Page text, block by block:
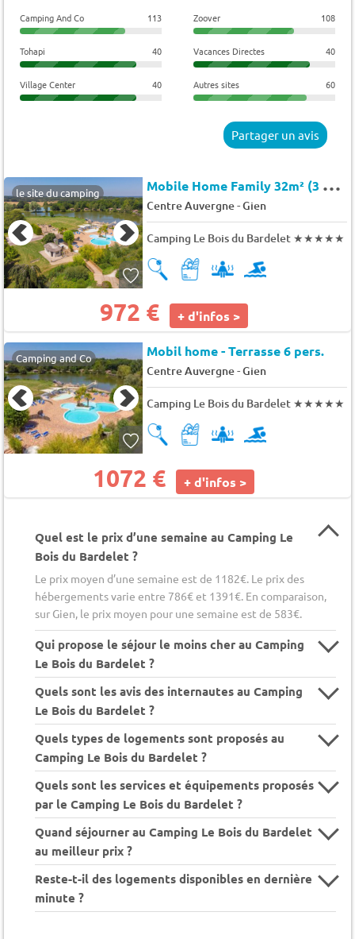
Camping And Co 113 Zoover 108
Tohapi 40 Vacances Directes 40
Village Center 40 Autres sites 60
Partager un avis
le site du camping M
obile Home Family 32m² (3 chambres) 6 pers.
Centre Auvergne-Gien
Camping Le Bois du Bardelet ★★★★★
972 € + d'infos >
Camping and Co Mobil home - Terrasse 6 pers.
Centre Auvergne-Gien
Camping Le Bois du Bardelet ★★★★★
1072 € + d'infos >
Quel est le prix d’une semaine au Camping Le
Bois du Bardelet ?
Le prix moyen d’une semaine est de 1182€. Le prix des
hébergements varie entre 786€ et 1391€. En comparaison,
sur Gien, le prix moyen pour une semaine est de 583€.
Qui propose le séjour le moins cher au Camping
Le Bois du Bardelet ?
Quels sont les avis des internautes au Camping
Le Bois du Bardelet ?
Quels types de logements sont proposés au
Camping Le Bois du Bardelet ?
Quels sont les services et équipements proposés
par le Camping Le Bois du Bardelet ?
Quand séjourner au Camping Le Bois du Bardelet
au meilleur prix ?
Reste-t-il des logements disponibles en dernière
minute ?